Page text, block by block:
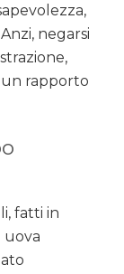
negarsi
un rapporto
fatti in
uova